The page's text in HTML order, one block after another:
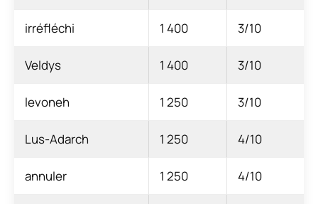
irréfléchi 1 400 3/10
Veldys 1 400 3/10
levoneh 1 250 3/10
Lus-Adarch 1 250 4/10
annuler 1 250 4/10